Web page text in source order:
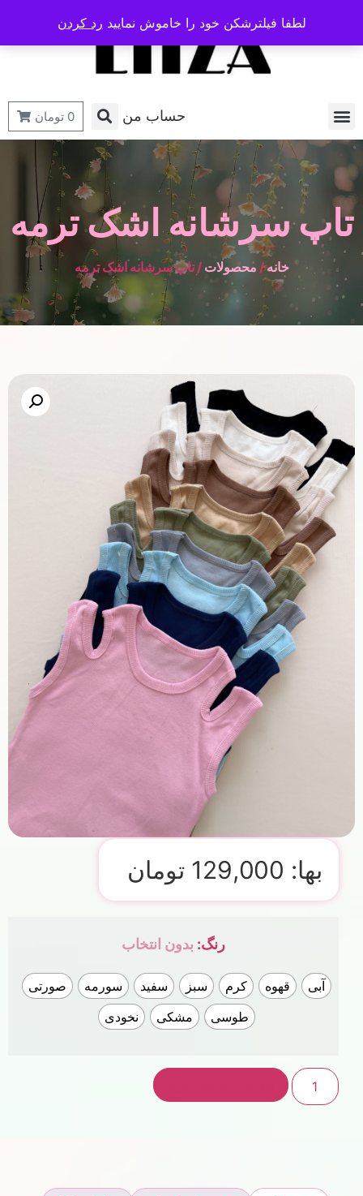
حساب من 0 تومان
تاپ سرشانه اشک ترمه
خانه/ محصولات / تاپ سرشانه اشک ترمه
بها: 129,000 تومان
رنگ: بدون انتخاب
آبی قهوه کرم سبز سفید سورمه
صورتی
طوسی
مشکی نخودی
لطفا فیلترشکن خود را خاموش نمایید رد کردن